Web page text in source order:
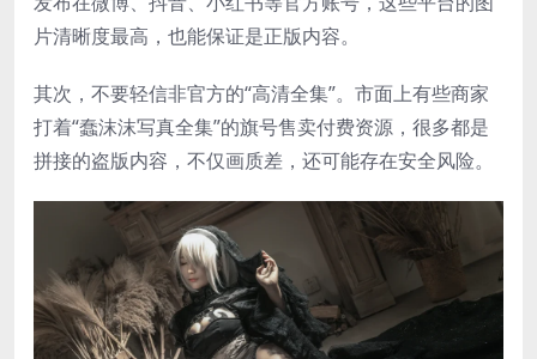
片清晰度最高，也能保证是正版内容。
其次，不要轻信非官方的“高清全集”。市面上有些商家
打着“蠢沫沫写真全集”的旗号售卖付费资源，很多都是
拼接的盗版内容，不仅画质差，还可能存在安全风险。